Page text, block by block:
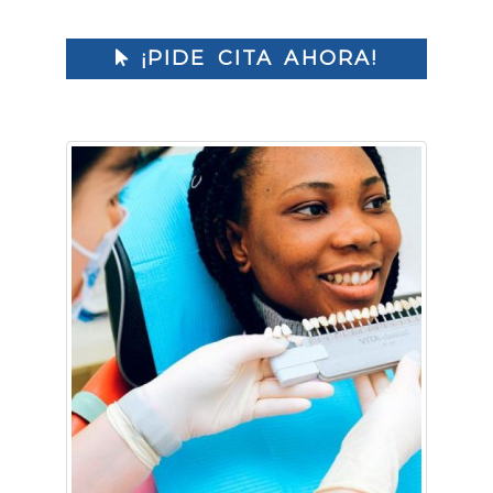
¡PIDE CITA AHORA!